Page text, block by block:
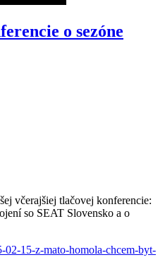
o sezóne
včerajšiej tlačovej konferencie:
so SEAT Slovensko a o
02-15-z-mato-homola-chcem-byt-